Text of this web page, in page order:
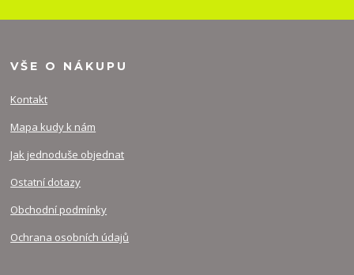
VŠE O NÁKUPU
Kontakt
Mapa kudy k nám
Jak jednoduše objednat
Ostatní dotazy
Obchodní podmínky
Ochrana osobních údajů